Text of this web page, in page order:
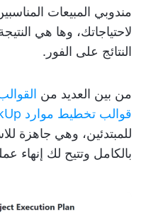
مندوبي المبيعات
لاحتياجاتك، وها هي
النتائج على الفور.
من بين العديد من
قوالب تخطيط موارد ClickUp
للمبتدئين، وهي جاهزة
بالكامل وتتيح لك إنهاء